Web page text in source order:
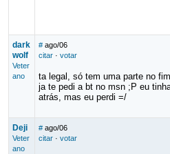
dark
wolf
Veter
ano
# ago/06
citar· votar
ta legal, só tem uma parte no
ja te pedi a bt no msn ;P eu
atrás, mas eu perdi =/
Deji
Veter
ano
# ago/06
citar· votar